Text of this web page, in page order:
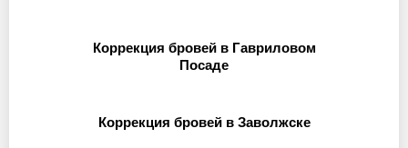
Коррекция бровей в Гавриловом
Посаде
Коррекция бровей в Заволжске